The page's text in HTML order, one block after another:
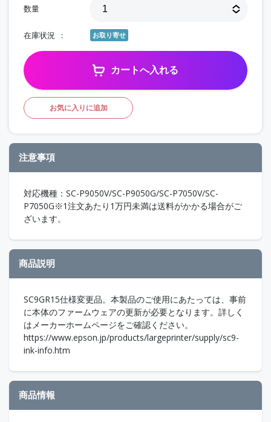
数量
在庫状況 お取り寄せ
カートへ入れる
お気に入りに追加
注意事項
対応機種：SC-P9050V/SC-P9050G/SC-P7050V/SC-
P7050G※1注文あたり1万円未満は送料がかかる場合がご
ざいます。
商品説明
SC9GR15仕様変更品。本製品のご使用にあたっては、事前
に本体のファームウェアの更新が必要となります。詳しく
はメーカーホームページをご確認ください。
https://www.epson.jp/products/largeprinter/supply/sc9-
ink-info.htm
商品情報